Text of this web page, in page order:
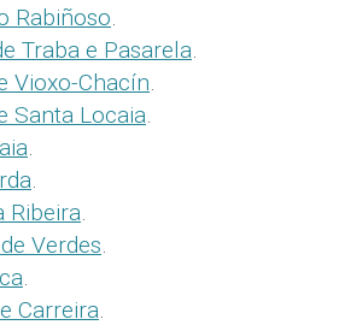
Rabiñoso.
Traba e Pasarela.
Vioxo-Chacín.
Santa Locaia.
.
.
Ribeira.
Verdes.
.
Carreira.